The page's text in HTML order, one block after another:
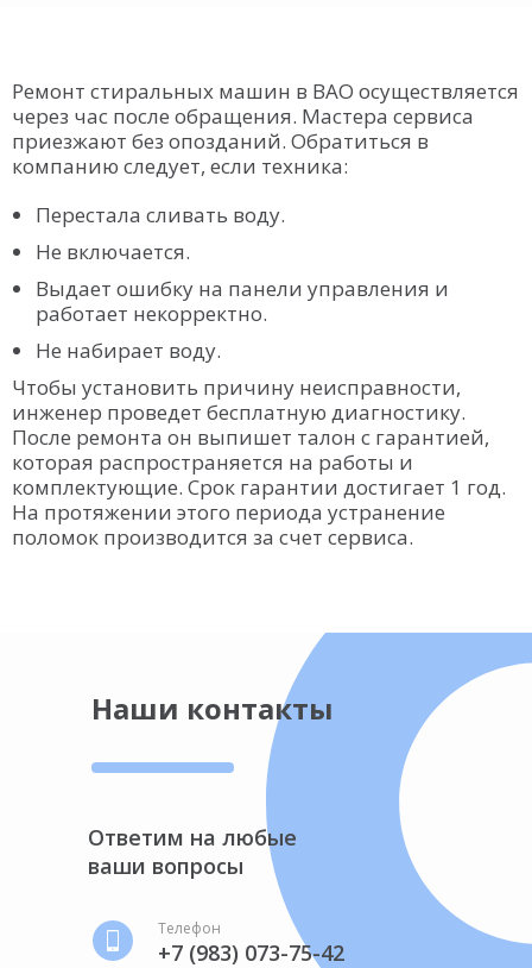
Ремонт стиральных машин в ВАО осуществляется
через час после обращения. Мастера сервиса
приезжают без опозданий. Обратиться в
компанию следует, если техника:
Перестала сливать воду.
Не включается.
Выдает ошибку на панели управления и
работает некорректно.
Не набирает воду.
Чтобы установить причину неисправности,
инженер проведет бесплатную диагностику.
После ремонта он выпишет талон с гарантией,
которая распространяется на работы и
комплектующие. Срок гарантии достигает 1 год.
На протяжении этого периода устранение
поломок производится за счет сервиса.
Наши контакты
Ответим на любые
ваши вопросы
Телефон
+7 (983) 073-75-42